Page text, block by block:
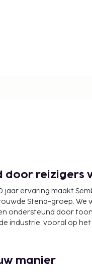
door reizigers
jaar ervaring maakt
Stena-groep. We
ondersteund door
industrie, vooral op
manier